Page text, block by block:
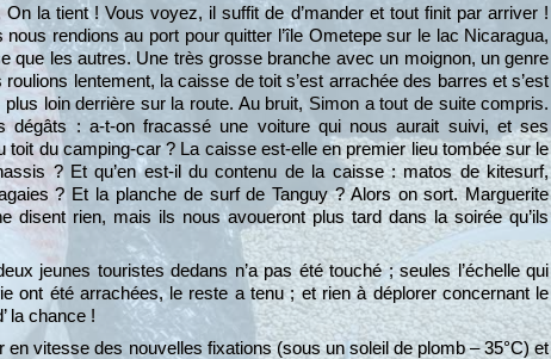
la tient ! Vous voyez, il suffit de d’mander et tout finit par arriver !
rendions au port pour quitter l’île Ometepe sur le lac Nicaragua,
que les autres. Une très grosse branche avec un moignon, un genre
lentement, la caisse de toit s’est arrachée des barres et s’est
loin derrière sur la route. Au bruit, Simon a tout de suite compris.
dégâts : a-t-on fracassé une voiture qui nous aurait suivi, et ses
toit du camping-car ? La caisse est-elle en premier lieu tombée sur le
? Et qu’en est-il du contenu de la caisse : matos de kitesurf,
? Et la planche de surf de Tanguy ? Alors on sort. Marguerite
disent rien, mais ils nous avoueront plus tard dans la soirée qu’ils
jeunes touristes dedans n’a pas été touché ; seules l’échelle qui
ont été arrachées, le reste a tenu ; et rien à déplorer concernant le
la chance !
vitesse des nouvelles fixations (sous un soleil de plomb – 35°C) et